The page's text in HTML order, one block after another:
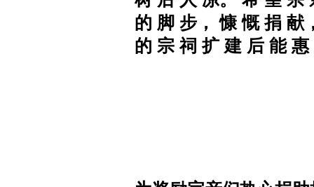
的 脚 步， 慷 慨 捐 献
的 宗 祠 扩 建 后 能